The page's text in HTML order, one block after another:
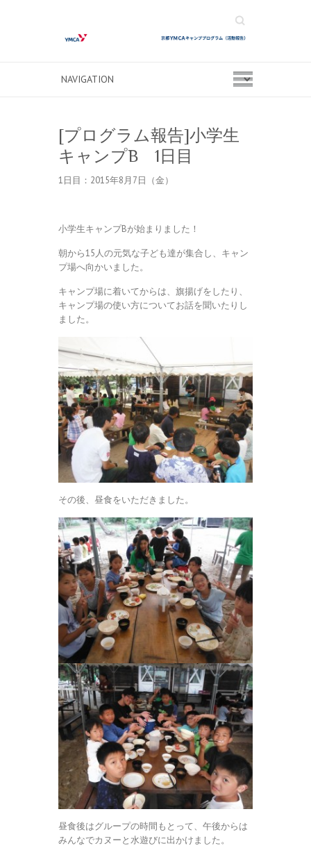
Search
[プログラム報告]小学生
キャンプB 1日目
1日目：2015年8月7日（金）
小学生キャンプBが始まりました！
朝から15人の元気な子ども達が集合し、キャン
プ場へ向かいました。
キャンプ場に着いてからは、旗揚げをしたり、
キャンプ場の使い方についてお話を聞いたりし
ました。
その後、昼食をいただきました。
昼食後はグループの時間もとって、午後からは
みんなでカヌーと水遊びに出かけました。